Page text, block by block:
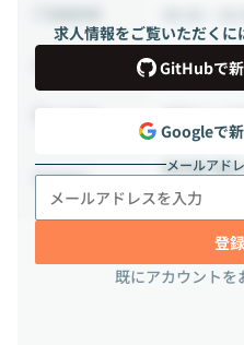
求人情報をご覧いただく
GitHubで
Googleで
メールアド
登
既にアカウントを
正社員
勤務地
東京都 港
ヤマ 6F